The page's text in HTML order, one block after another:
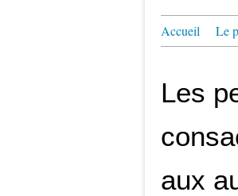
Accueil Le
Les
aux